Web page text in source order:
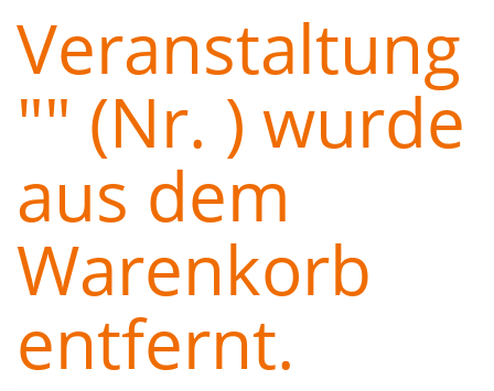
Veranstaltung
"" (Nr. ) wurde
aus dem
Warenkorb
entfernt.